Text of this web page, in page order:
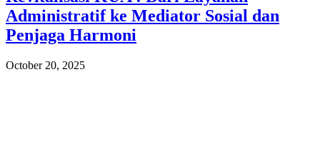
Administratif ke Mediator Sosial dan
Penjaga Harmoni
October 20, 2025